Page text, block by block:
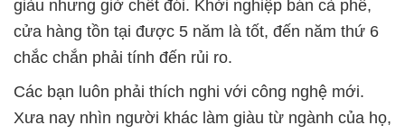
giàu nhưng giờ chết đói. Khởi nghiệp bán cà phê,
cửa hàng tồn tại được 5 năm là tốt, đến năm thứ 6
chắc chắn phải tính đến rủi ro.
Các bạn luôn phải thích nghi với công nghệ mới.
Xưa nay nhìn người khác làm giàu từ ngành của họ,